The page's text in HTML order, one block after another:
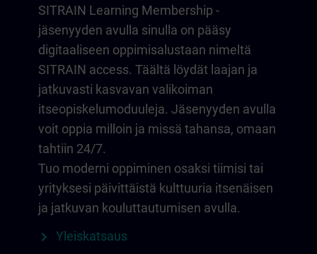
SITRAIN Learning Membership -
jäsenyyden avulla sinulla on pääsy
digitaaliseen oppimisalustaan nimeltä
SITRAIN access. Täältä löydät laajan ja
jatkuvasti kasvavan valikoiman
itseopiskelumoduuleja. Jäsenyyden avulla
voit oppia milloin ja missä tahansa, omaan
tahtiin 24/7.
Tuo moderni oppiminen osaksi tiimisi tai
yrityksesi päivittäistä kulttuuria itsenäisen
ja jatkuvan kouluttautumisen avulla.
Yleiskatsaus